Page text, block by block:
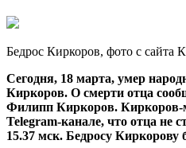
Бедрос Киркоров, фото с сайта
Сегодня, 18 марта, умер
Киркоров. О смерти отца
Филипп Киркоров. Киркоров-
Telegram-канале, что отца не
15.37 мск. Бедросу Киркорову